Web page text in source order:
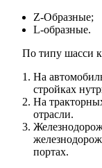
Z-Образные;
L-образные.
По типу шасси
На
стройках
На
отрасли.
портах.